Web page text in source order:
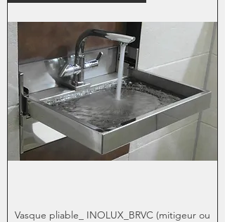
Vasque pliable_ INOLUX_BRVC (mitigeur ou